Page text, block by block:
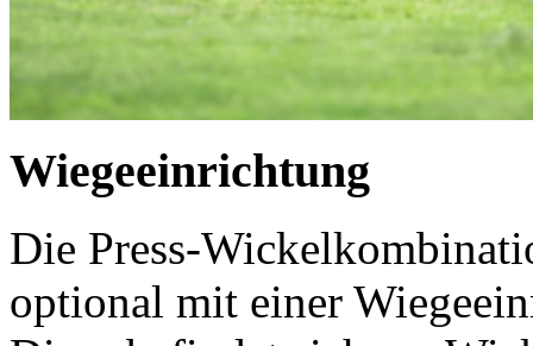
Wiegeeinrichtung
Die Press-
optional mit einer